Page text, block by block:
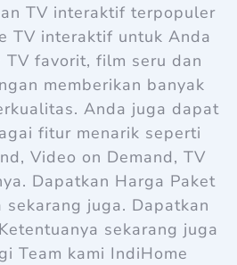
TV interaktif terpopuler
TV interaktif untuk Anda
TV favorit, film seru dan
memberikan banyak
Anda juga dapat
fitur menarik seperti
Video on Demand, TV
Dapatkan Harga Paket
sekarang juga. Dapatkan
sekarang juga
Team kami IndiHome